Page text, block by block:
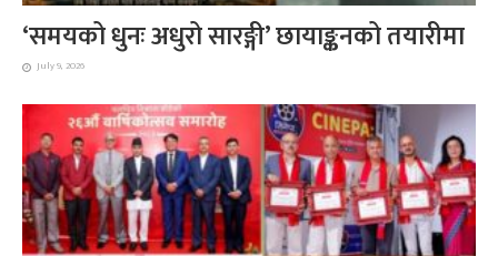
‘समयको धुनः अधुरो सारङ्गी’ छायाङ्कनको तयारीमा
July 9, 2026